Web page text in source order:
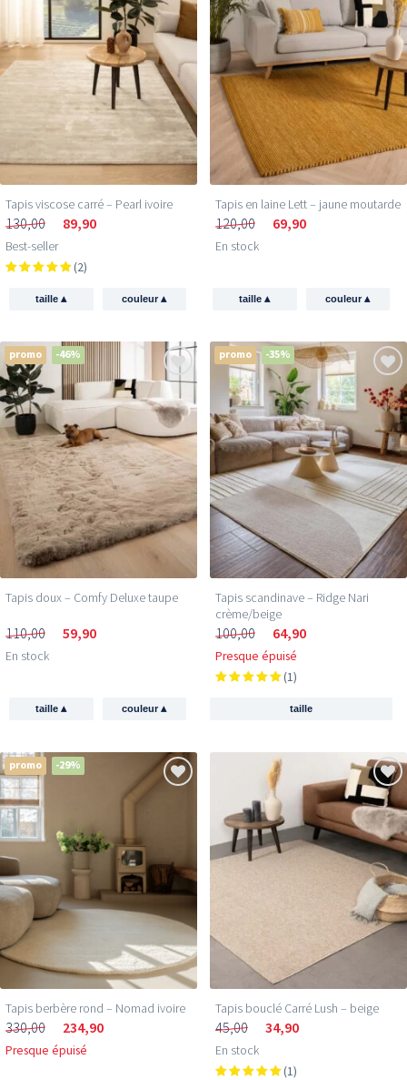
Tapis viscose carré – Pearl ivoire
130,00 89,90
Best-seller
(2)
taille▴ couleur▴
Tapis en laine Lett – jaune moutarde
120,00 69,90
En stock
taille▴ couleur▴
promo -46%
Tapis doux – Comfy Deluxe taupe
110,00 59,90
En stock
taille▴ couleur▴
promo -35%
Tapis scandinave – Ridge Nari
crème/beige
100,00 64,90
Presque épuisé
(1)
taille
promo -29%
Tapis berbère rond – Nomad ivoire
330,00 234,90
Presque épuisé
Tapis bouclé Carré Lush – beige
45,00 34,90
En stock
(1)